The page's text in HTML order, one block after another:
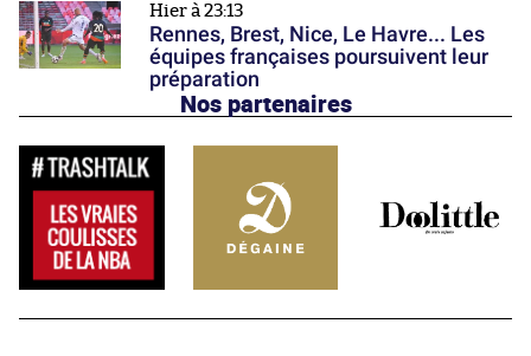
Hier à 23:13
Rennes, Brest, Nice, Le Havre... Les
équipes françaises poursuivent leur
préparation
Nos partenaires